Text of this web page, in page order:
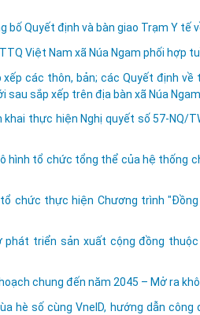
bố Quyết định và bàn giao Trạm Y tế
Việt Nam xã Núa Ngam phối hợp
xếp các thôn, bản; các Quyết định
sắp xếp trên địa bàn xã Núa Ngam
thực hiện Nghị quyết số 57-NQ/
hình tổ chức tổng thể của hệ thống
chức thực hiện Chương trình
phát triển sản xuất cộng đồng
chung đến năm 2045 – Mở ra
hè số cùng VneID, hướng dẫn công